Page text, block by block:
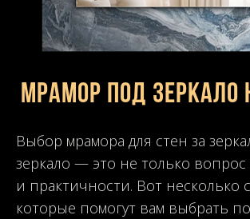
Мрамор под зеркало
Выбор мрамора для стен за
зеркало — это не только вопрос
и практичности. Вот несколько
которые помогут вам выбрать